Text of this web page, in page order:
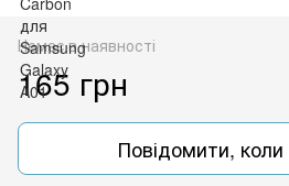
Немає в наявності
165 грн
Повідомити, коли